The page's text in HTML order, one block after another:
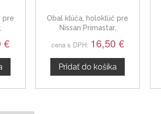
pre
€
Obal kľúča, holokľúč pre
Nissan Primastar,
cena s DPH: 16,50 €
Pridať do košíka